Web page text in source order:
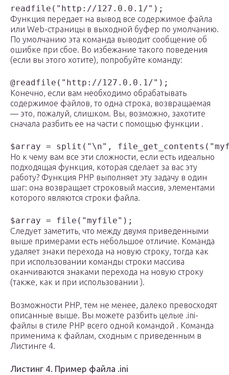
readfile("http://127.0.0.1/");
Функция передает на вывод все содержимое файла
или Web-страницы в выходной буфер по умолчанию.
По умолчанию эта команда выводит сообщение об
ошибке при сбое. Во избежание такого поведения
(если вы этого хотите), попробуйте команду:
@readfile("http://127.0.0.1/");
Конечно, если вам необходимо обрабатывать
содержимое файлов, то одна строка, возвращаемая
— это, пожалуй, слишком. Вы, возможно, захотите
сначала разбить ее на части с помощью функции .
$array = split("\n",
Но к чему вам все эти сложности, если есть идеально
подходящая функция, которая сделает за вас эту
работу? Функция PHP выполняет эту задачу в один
шаг: она возвращает строковый массив, элементами
которого являются строки файла.
$array = file("myfile");
Следует заметить, что между двумя приведенными
выше примерами есть небольшое отличие. Команда
удаляет знаки перехода на новую строку, тогда как
при использовании команды строки массива
оканчиваются знаками перехода на новую строку
(также, как и при использовании ).
Возможности PHP, тем не менее, далеко превосходят
описанные выше. Вы можете разбить целые .ini-
файлы в стиле PHP всего одной командой . Команда
применима к файлам, сходным с приведенным в
Листинге 4.
Листинг 4. Пример файла .ini